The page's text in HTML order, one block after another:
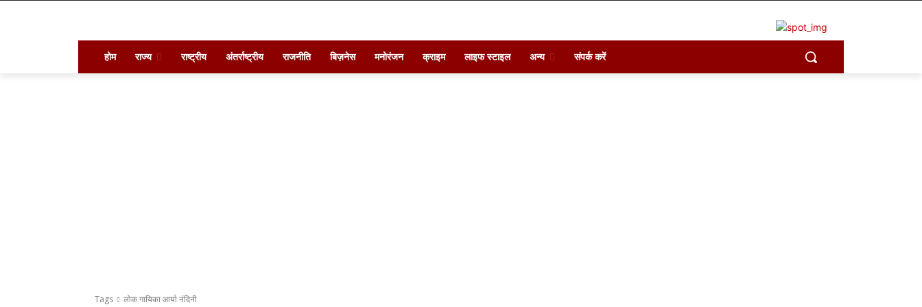
होम राज्य राष्ट्रीय अंतर्राष्ट्रीय राजनीति बिज़नेस मनोरंजन क्राइम लाइफ स्टाइल अन्य संपर्क करें
Tags लोक गायिका आर्या नंदिनी